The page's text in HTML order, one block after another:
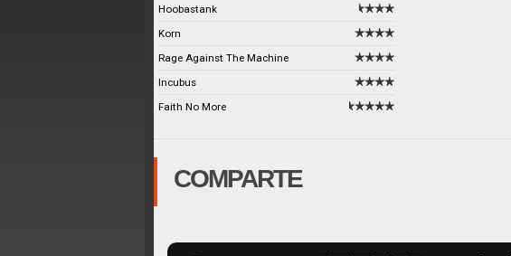
Hoobastank
Korn
Rage Against The Machine
Incubus
Faith No More
COMPARTE